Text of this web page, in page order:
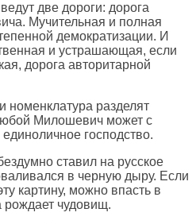
две дороги: дорога
Мучительная и полная
демократизации. И
и устрашающая, если
дорога авторитарной
номенклатура разделят
Милошевич может с
господство.
ставил на русское
в черную дыру. Если
картину, можно впасть в
рождает чудовищ.